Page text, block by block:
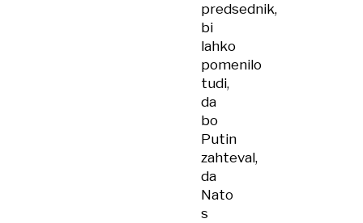
predsednik,
bi
lahko
pomenilo
tudi,
da
bo
Putin
zahteval,
da
Nato
s